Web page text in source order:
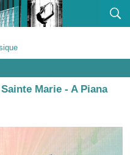
Marie - A Piana